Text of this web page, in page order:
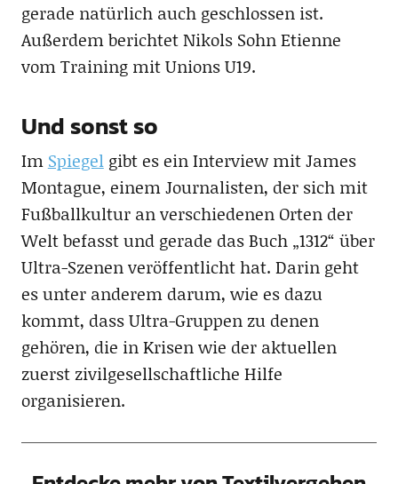
gerade natürlich auch geschlossen ist.
Außerdem berichtet Nikols Sohn Etienne
vom Training mit Unions U19.
Und sonst so
Im Spiegelgibt es ein Interview mit James
Montague, einem Journalisten, der sich mit
Fußballkultur an verschiedenen Orten der
Welt befasst und gerade das Buch „1312“ über
Ultra-Szenen veröffentlicht hat. Darin geht
es unter anderem darum, wie es dazu
kommt, dass Ultra-Gruppen zu denen
gehören, die in Krisen wie der aktuellen
zuerst zivilgesellschaftliche Hilfe
organisieren.